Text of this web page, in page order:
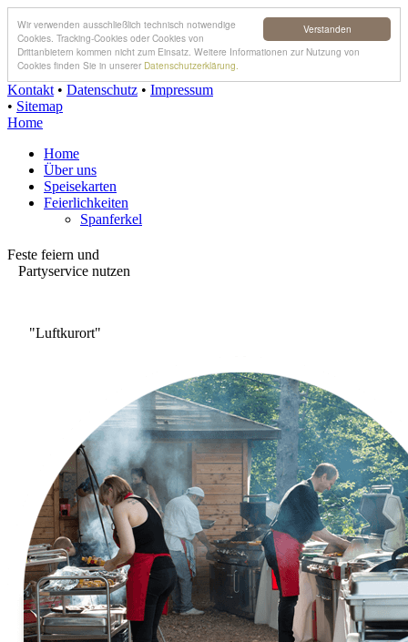
Verstanden
Wir verwenden ausschließlich technisch notwendige
Cookies. Tracking-Cookies oder Cookies von
Drittanbietern kommen nicht zum Einsatz. Weitere Informationen zur Nutzung von
Cookies finden Sie in unserer Datenschutzerklärung.
Kontakt • Datenschutz • Impressum
• Sitemap
Home
Home
Über uns
Speisekarten
Feierlichkeiten
Spanferkel
Feste feiern und
Partyservice nutzen
"Luftkurort"